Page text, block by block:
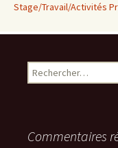
Stage/Travail/Activités
Rechercher :
Commentaires